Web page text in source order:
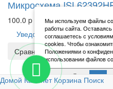
Микросхема
100.0 p
Уведомить
Сравнить
В избранное
< Previous
1
Домой Кабинет Корзина Поиск
Мы используем файлы
работы сайта.
соглашаетесь с
cookies. Чтобы
Положениями о
использовании файлов
Я согласен